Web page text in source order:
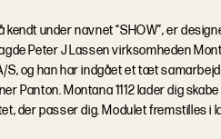
kendt under navnet “SHOW”, er
Peter J Lassen virksomheden
S, og han har indgået et tæt
Panton. Montana 1112 lader dig
der passer dig. Modulet fremstilles i